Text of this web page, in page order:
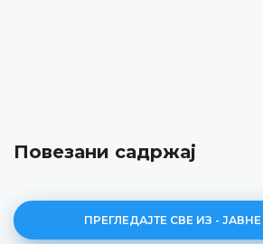
Повезани садржај
ПРЕГЛЕДАЈТЕ СВЕ ИЗ -